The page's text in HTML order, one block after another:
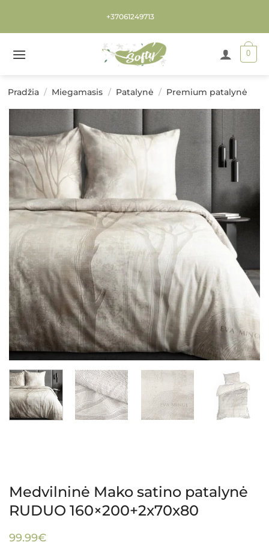
content
+37061249713
0
Pradžia / Miegamasis / Patalynė / Premium patalynė
Medvilninė Mako satino patalynė
RUDUO 160×200+2x70x80
99.99€